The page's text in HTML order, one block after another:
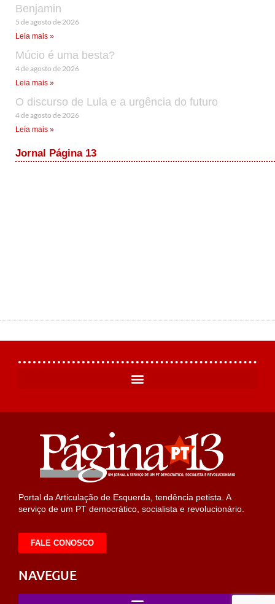
Benjamin
5 de agosto de 2026
Leia mais »
Múcio é uma besta?
4 de agosto de 2026
Leia mais »
O discurso de Lula e a urgência do futuro
4 de agosto de 2026
Leia mais »
Jornal Página 13
Portal da Articulação de Esquerda, tendência petista. A
serviço de um PT democrático, socialista e revolucionário.
FALE CONOSCO
NAVEGUE